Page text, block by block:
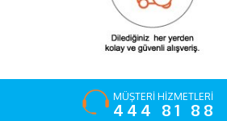
MÜŞTERİ HİZMETLERİ
444 81 88